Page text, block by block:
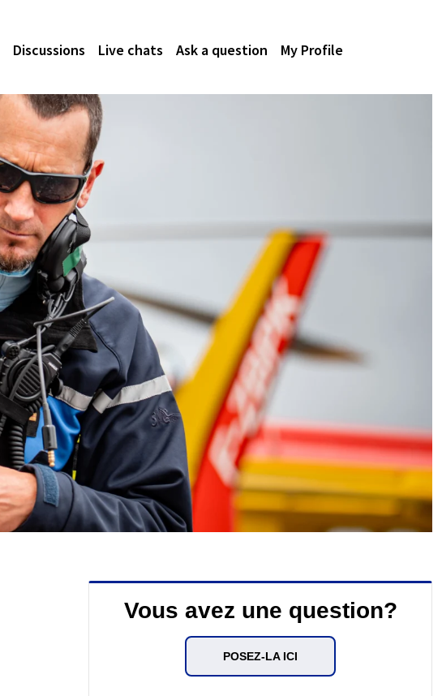
Discussions Live chats Ask a question My Profile
Vous avez une question?
POSEZ-LA ICI